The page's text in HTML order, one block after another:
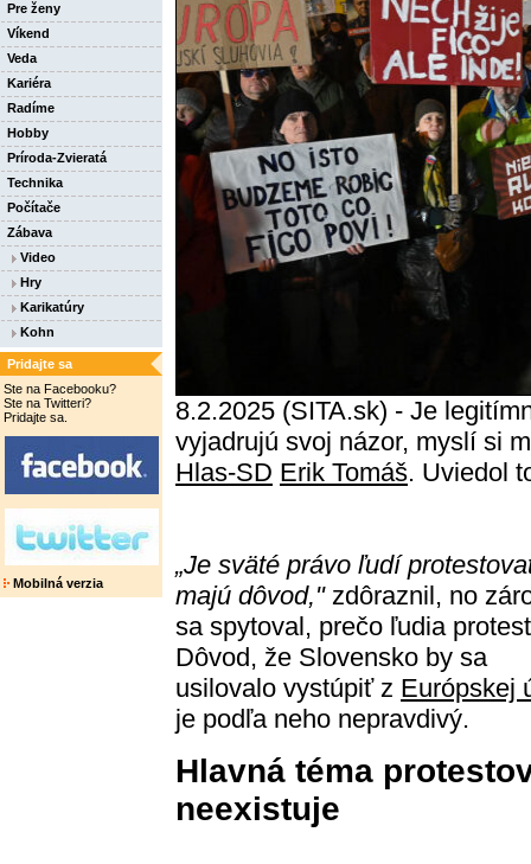
Pre ženy
Víkend
Veda
Kariéra
Radíme
Hobby
Príroda-Zvieratá
Technika
Počítače
Zábava
Video
Hry
Karikatúry
Kohn
Pridajte sa
Ste na Facebooku?
Ste na Twitteri?
Pridajte sa.
Mobilná verzia
8.2.2025 (SITA.sk) - Je
vyjadrujú svoj názor, myslí si
Hlas-SD Erik Tomáš. Uviedol
„Je sväté právo ľudí
majú dôvod," zdôraznil, no
sa spytoval, prečo ľudia
Dôvod, že Slovensko by sa
usilovalo vystúpiť z Európskej
je podľa neho nepravdivý.
Hlavná téma
neexistuje